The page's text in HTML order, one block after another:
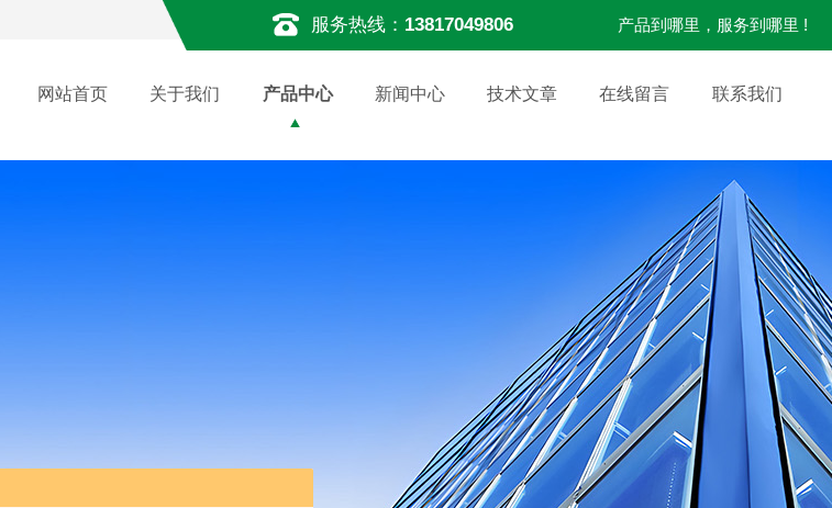
服务热线： 13817049806 产品到哪里，服务到哪里 !
网站首页 关于我们 产品中心 新闻中心 技术文章 在线留言 联系我们